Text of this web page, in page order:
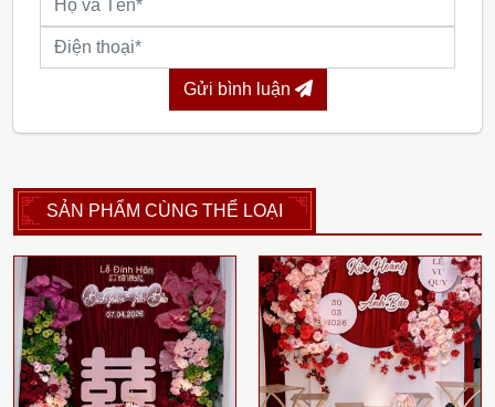
Gửi bình luận
SẢN PHẨM CÙNG THỂ LOẠI